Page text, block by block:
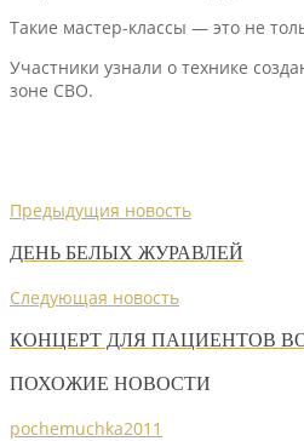
Такие мастер-классы — это не
Участники узнали о технике
зоне СВО.
Предыдущия новость
ДЕНЬ БЕЛЫХ ЖУРАВЛЕЙ
Следующая новость
КОНЦЕРТ ДЛЯ ПАЦИЕНТОВ
ПОХОЖИЕ НОВОСТИ
pochemuchka2011